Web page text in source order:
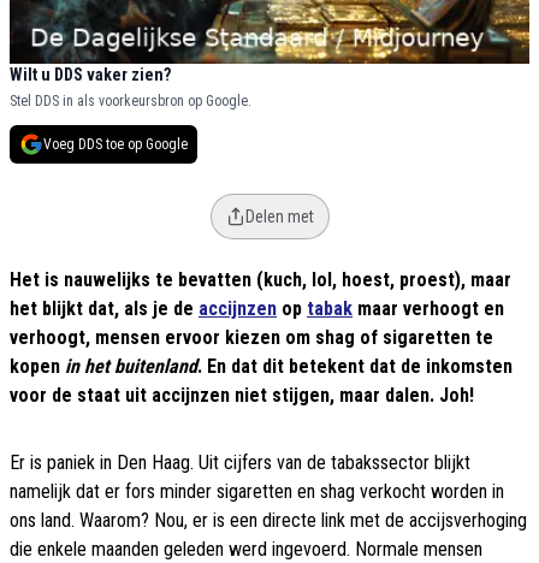
Wilt u DDS vaker zien?
Stel DDS in als voorkeursbron op Google.
Voeg DDS toe op Google
Delen met
Het is nauwelijks te bevatten (kuch, lol, hoest, proest), maar
het blijkt dat, als je de accijnzen op tabak maar verhoogt en
verhoogt, mensen ervoor kiezen om shag of sigaretten te
kopen in het buitenland. En dat dit betekent dat de inkomsten
voor de staat uit accijnzen niet stijgen, maar dalen. Joh!
Er is paniek in Den Haag. Uit cijfers van de tabakssector blijkt
namelijk dat er fors minder sigaretten en shag verkocht worden in
ons land. Waarom? Nou, er is een directe link met de accijsverhoging
die enkele maanden geleden werd ingevoerd. Normale mensen